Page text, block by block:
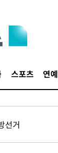
스포츠 연예
선거